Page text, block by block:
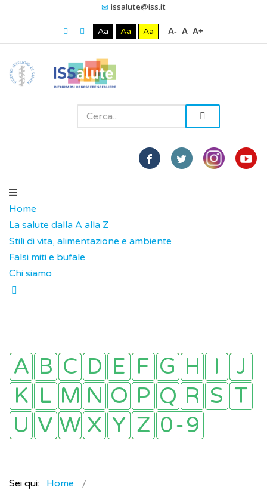
issalute@iss.it
Aa Aa Aa A- A A+
Home
La salute dalla A alla Z
Stili di vita, alimentazione e ambiente
Falsi miti e bufale
Chi siamo
Sei qui:
Home